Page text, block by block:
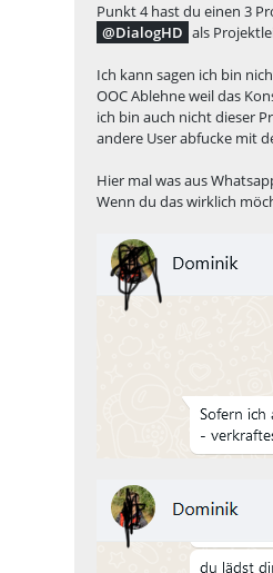
Punkt 4 hast du einen 3
DialogHD als
Ich kann sagen ich bin
OOC Ablehne weil das
ich bin auch nicht dieser
andere User abfucke mit
Hier mal was aus
Wenn du das wirklich